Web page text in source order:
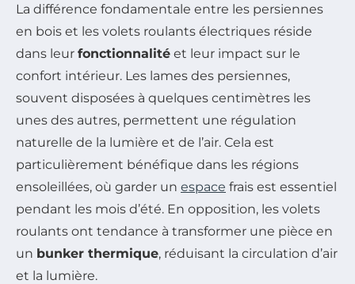
La différence fondamentale entre les persiennes
en bois et les volets roulants électriques réside
dans leur fonctionnalité et leur impact sur le
confort intérieur. Les lames des persiennes,
souvent disposées à quelques centimètres les
unes des autres, permettent une régulation
naturelle de la lumière et de l’air. Cela est
particulièrement bénéfique dans les régions
ensoleillées, où garder un espace frais est essentiel
pendant les mois d’été. En opposition, les volets
roulants ont tendance à transformer une pièce en
un bunker thermique, réduisant la circulation d’air
et la lumière.